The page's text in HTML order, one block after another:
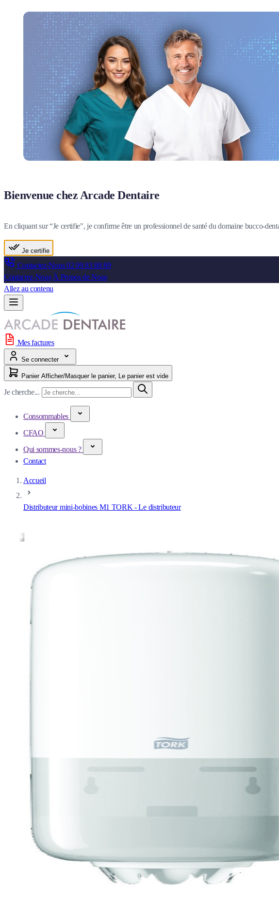
Bienvenue chez Arcade Dentaire
En cliquant sur “Je certifie", je confirme être un professionnel de santé du domaine bucco-
Je certifie
Contactez-Nous02 99 83 88 89
Contactez-Nous À Propos de Nous
Allez au contenu
Mes factures
Se connecter
Panier Afficher/Masquer le panier, Le panier est vide
Je cherche...
Consommables
CFAO
Qui sommes-nous ?
Contact
Accueil
Distributeur mini-bobines M1 TORK - Le distributeur